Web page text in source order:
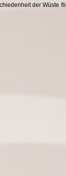
der Wüste